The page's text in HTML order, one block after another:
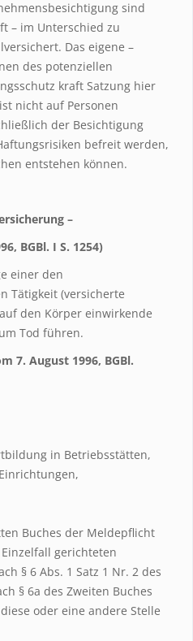
sind
– im Unterschied zu
Das eigene –
des potenziellen
kraft Satzung hier
nicht auf Personen
der Besichtigung
befreit werden,
entstehen können.
–
BGBl. I S. 1254)
einer den
Tätigkeit (versicherte
den Körper einwirkende
Tod führen.
7. August 1996, BGBl.
in Betriebsstätten,
Buches der Meldepflicht
gerichteten
§ 6 Abs. 1 Satz 1 Nr. 2 des
§ 6a des Zweiten Buches
oder eine andere Stelle